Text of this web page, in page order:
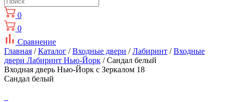
0
0
Сравнение
Главная /Каталог /Входные двери /Лабиринт /Входные
двери Лабиринт Нью-Йорк / Сандал белый
Входная дверь Нью-Йорк с Зеркалом 18
Сандал белый